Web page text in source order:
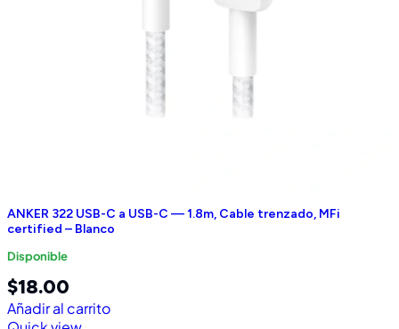
ANKER 322 USB-C a USB-C — 1.8m, Cable trenzado, MFi
certified – Blanco
Disponible
$18.00
Añadir al carrito